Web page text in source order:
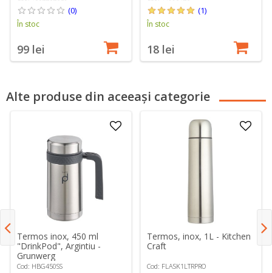
(0)
În stoc
99 lei
(1)
În stoc
18 lei
Alte produse din aceeași categorie
Termos inox, 450 ml
"DrinkPod", Argintiu -
Grunwerg
Cod: HBG450SS
Termos, inox, 1L - Kitchen
Craft
Cod: FLASK1LTRPRO